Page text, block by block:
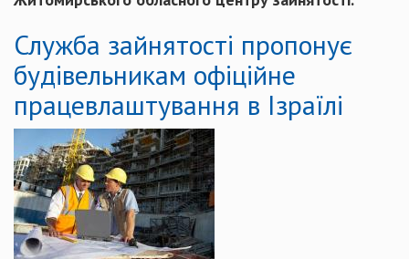
Служба зайнятості пропонує
будівельникам офіційне
працевлаштування в Ізраїлі